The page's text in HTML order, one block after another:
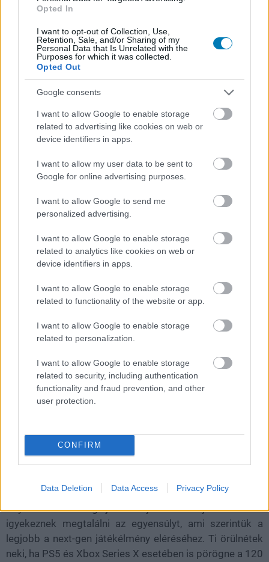
Opted In
I want to opt-out of Collection, Use,
Retention, Sale, and/or Sharing of my
Personal Data that Is Unrelated with the
Purposes for which it was collected.
Opted Out
Google consents
I want to allow Google to enable storage
related to advertising like cookies on web or
device identifiers in apps.
I want to allow my user data to be sent to
Google for online advertising purposes.
I want to allow Google to send me
personalized advertising.
I want to allow Google to enable storage
related to analytics like cookies on web or
device identifiers in apps.
I want to allow Google to enable storage
related to functionality of the website or app.
I want to allow Google to enable storage
related to personalization.
I want to allow Google to enable storage
related to security, including authentication
functionality and fraud prevention, and other
user protection.
CONFIRM
Data Deletion Data Access Privacy Policy
jobban fog futni az Apex
Legends konzolokon, mint most
2021 február 10. 07:42
Egy kérdezz-felelek során derült ki például,
hogy milyen fps-számot céloztak meg.
hasonló címekről, azonban ez nem jelenti azt, hogy a
játék halott lenne: nemrég például sikerült megdöntenie
a 7. szezon végéhez
közeledve, és a karakterfelhozatal terén is van bővítés
(legutóbbFuse csatlakozott
A Respawn egy Redditen tartott kérdezz-felelek (AMA)
elrajtolását és válaszolgatott a felhasználók kérdéseire.
Ennek köszönhetően derült ki például, hogy nerfelni
szeretnék picit Causticot, valamint az is, hogy miképpen
tervezik kihasználni az új konzolok erősebb hardvereit,
élvezhetjük.
Steven Ferreira, a vancouveri stúdió vezetője elárulta,
PlayStation 5-nél és Xbox Series X-nél, de közben
folyamatosan vizsgálják az új konzolok jellemzőit és
igyekeznek megtalálni az egyensúlyt, ami szerintük a
legjobb a next-gen játékélmény eléréséhez. Ti örülnétek
neki, ha PS5 és Xbox Series X esetében is pörögne a 120